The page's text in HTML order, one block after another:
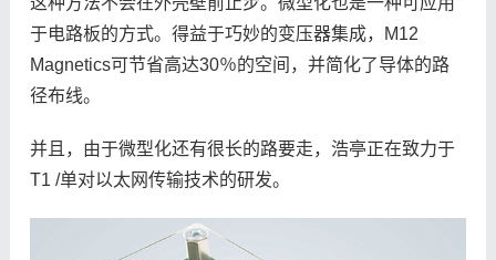
于电路板的方式。得益于巧妙的变压器集成，M12
Magnetics可节省高达30％的空间，并简化了导体的路
径布线。
并且，由于微型化还有很长的路要走，浩亭正在致力于
T1 /单对以太网传输技术的研发。